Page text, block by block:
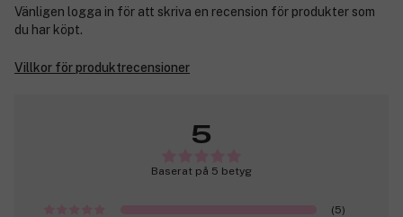
Vänligen logga in för att skriva en recension för produkter som
du har köpt.
Villkor för produktrecensioner
5
Baserat på 5 betyg
(5)